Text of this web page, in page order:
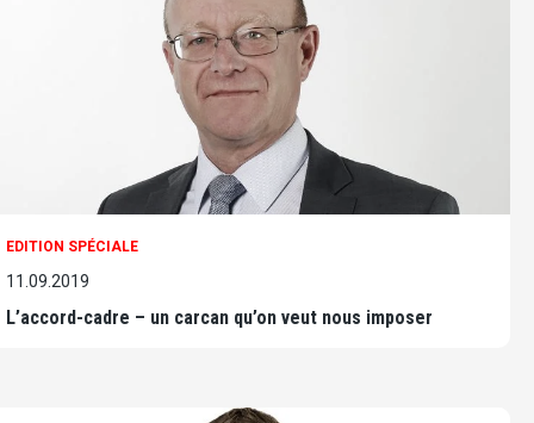
EDITION SPÉCIALE
11.09.2019
L’accord-cadre – un carcan qu’on veut nous imposer